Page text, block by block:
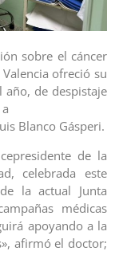
sobre el cáncer
ofreció su
año, de despistaje
Blanco Gásperi.
de la
celebrada este
la actual Junta
médicas
apoyando a la
afirmó el doctor;